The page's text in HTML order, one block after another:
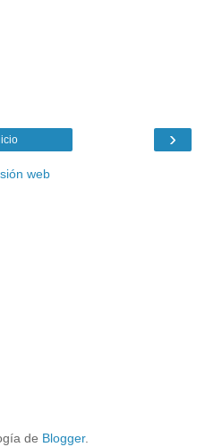
›
web
de Blogger.